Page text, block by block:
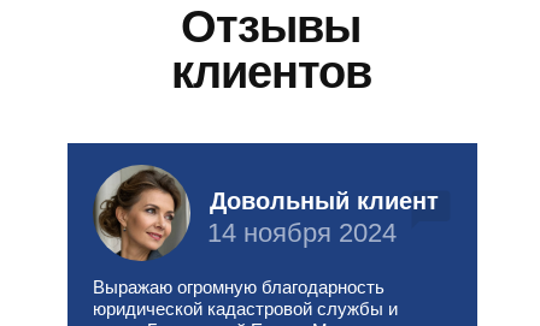
Отзывы
клиентов
Довольный клиент
14 ноября 2024
Выражаю огромную благодарность
юридической кадастровой службы и